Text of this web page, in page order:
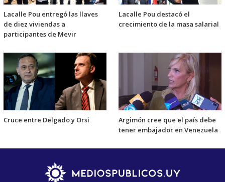
Lacalle Pou entregó las llaves
de diez viviendas a
participantes de Mevir
Lacalle Pou destacó el
crecimiento de la masa salarial
Cruce entre Delgado y Orsi
Argimón cree que el país debe
tener embajador en Venezuela